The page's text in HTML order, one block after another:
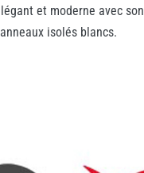
et moderne avec son
isolés blancs.